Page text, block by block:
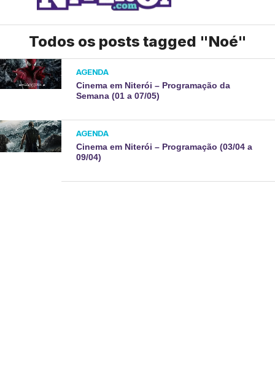
Todos os posts tagged "Noé"
AGENDA
Cinema em Niterói – Programação da
Semana (01 a 07/05)
AGENDA
Cinema em Niterói – Programação (03/04 a
09/04)